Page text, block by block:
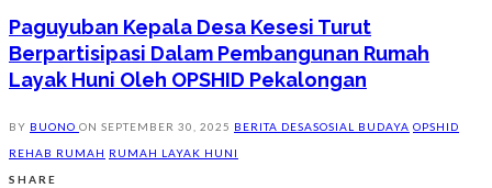
Paguyuban Kepala Desa Kesesi Turut
Berpartisipasi Dalam Pembangunan Rumah
Layak Huni Oleh OPSHID Pekalongan
BY BUONO ON SEPTEMBER 30, 2025 BERITA DESASOSIAL BUDAYA OPSHID
REHAB RUMAH RUMAH LAYAK HUNI
SHARE